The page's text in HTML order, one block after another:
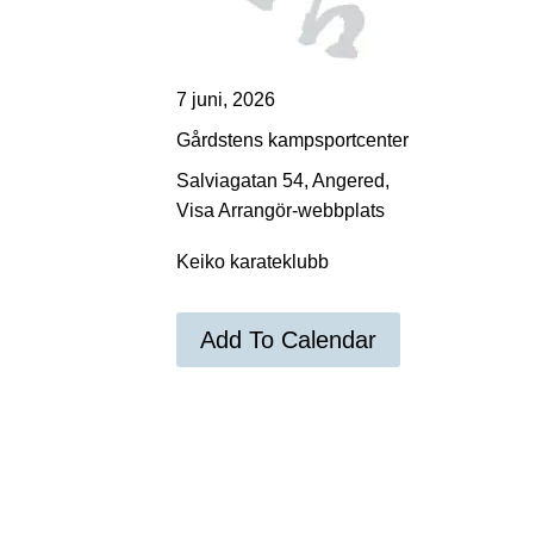
7 juni, 2026
Gårdstens kampsportcenter
Salviagatan 54, Angered,
Keiko karateklubb
Visa Arrangör-webbplats
Add To Calendar